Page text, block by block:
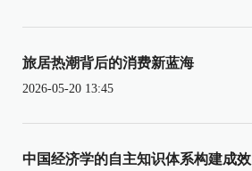
旅居热潮背后的消费新蓝海
2026-05-20 13:45
中国经济学的自主知识体系构建成效